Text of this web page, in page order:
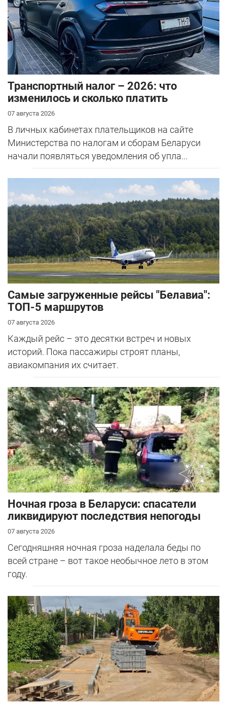
Транспортный налог – 2026: что
изменилось и сколько платить
07 августа 2026
В личных кабинетах плательщиков на сайте
Министерства по налогам и сборам Беларуси
начали появляться уведомления об упла...
Самые загруженные рейсы "Белавиа":
ТОП-5 маршрутов
07 августа 2026
Каждый рейс – это десятки встреч и новых
историй. Пока пассажиры строят планы,
авиакомпания их считает.
Ночная гроза в Беларуси: спасатели
ликвидируют последствия непогоды
07 августа 2026
Сегодняшняя ночная гроза наделала беды по
всей стране – вот такое необычное лето в этом
году.